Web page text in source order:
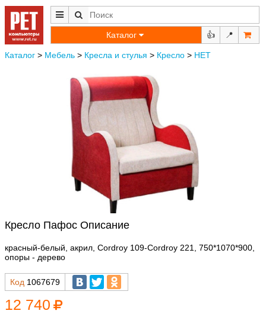
Каталог 👍 📍
Каталог > Мебель > Кресла и стулья > Кресло > НЕТ
Кресло Пафос Описание
красный-белый, акрил, Cordroy 109-Cordroy 221, 750*1070*900,
опоры - дерево
Код 1067679
12 740